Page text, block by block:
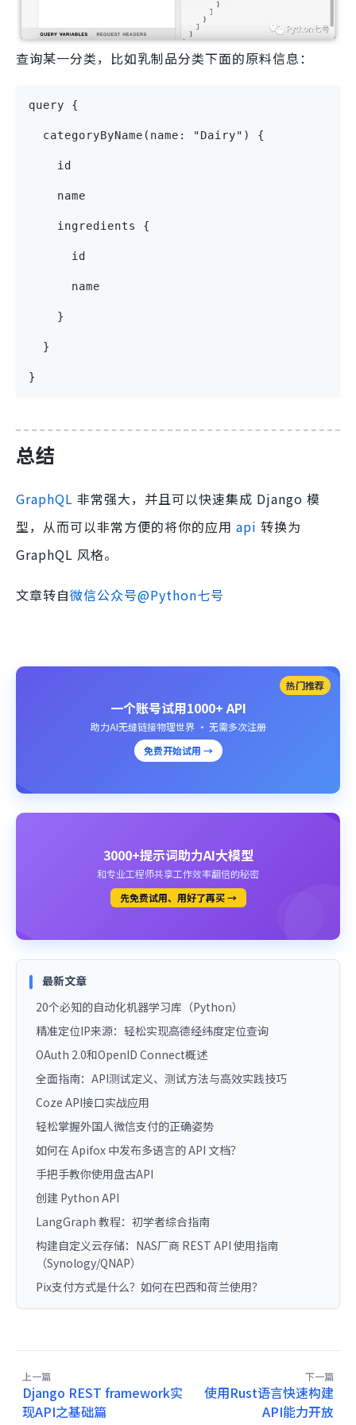
查询某一分类，比如乳制品分类下面的原料信息：
query {
  categoryByName(name: "Dairy") {
    id
    name
    ingredients {
      id
      name
    }
  }
}
总结
GraphQL 非常强大，并且可以快速集成 Django 模
型，从而可以非常方便的将你的应用 api 转换为
GraphQL 风格。
文章转自微信公众号@Python七号
热门推荐
一个账号试用1000+ API
助力AI无缝链接物理世界 · 无需多次注册
免费开始试用 →
3000+提示词助力AI大模型
和专业工程师共享工作效率翻倍的秘密
先免费试用、用好了再买 →
最新文章
20个必知的自动化机器学习库（Python）
精准定位IP来源：轻松实现高德经纬度定位查询
OAuth 2.0和OpenID Connect概述
全面指南：API测试定义、测试方法与高效实践技巧
Coze API接口实战应用
轻松掌握外国人微信支付的正确姿势
如何在 Apifox 中发布多语言的 API 文档？
手把手教你使用盘古API
创建 Python API
LangGraph 教程：初学者综合指南
构建自定义云存储：NAS厂商 REST API 使用指南
（Synology/QNAP）
Pix支付方式是什么？如何在巴西和荷兰使用？
上一篇
Django REST framework实
现API之基础篇
下一篇
使用Rust语言快速构建
API能力开放